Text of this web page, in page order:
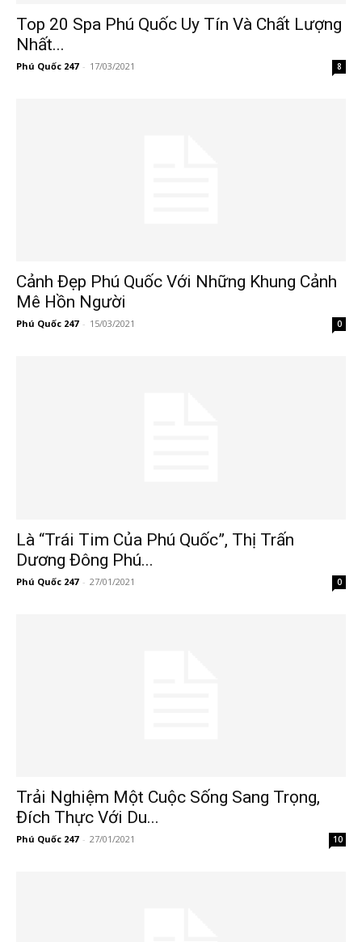
Top 20 Spa Phú Quốc Uy Tín Và Chất Lượng
Nhất...
Phú Quốc 247 - 17/03/2021 8
Cảnh Đẹp Phú Quốc Với Những Khung Cảnh
Mê Hồn Người
Phú Quốc 247 - 15/03/2021 0
Là “Trái Tim Của Phú Quốc”, Thị Trấn
Dương Đông Phú...
Phú Quốc 247 - 27/01/2021 0
Trải Nghiệm Một Cuộc Sống Sang Trọng,
Đích Thực Với Du...
Phú Quốc 247 - 27/01/2021 10